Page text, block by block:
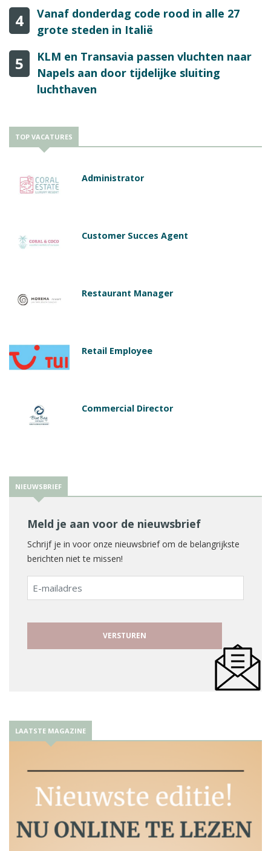
4
Vanaf donderdag code rood in alle 27
grote steden in Italië
5
KLM en Transavia passen vluchten naar
Napels aan door tijdelijke sluiting
luchthaven
TOP VACATURES
Administrator
Customer Succes Agent
Restaurant Manager
Retail Employee
Commercial Director
NIEUWSBRIEF
Meld je aan voor de nieuwsbrief
Schrijf je in voor onze nieuwsbrief om de belangrijkste
berichten niet te missen!
E-
mailadres
LAATSTE MAGAZINE